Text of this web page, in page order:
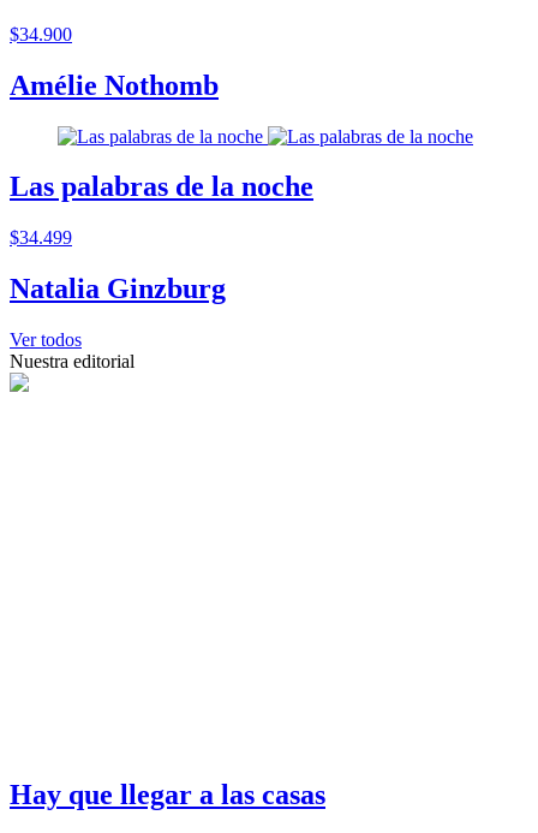
$34.900
Amélie Nothomb
Las palabras de la noche
$34.499
Natalia Ginzburg
Ver todos
Nuestra editorial
Hay que llegar a las casas